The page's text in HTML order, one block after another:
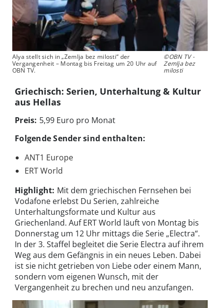
Alya stellt sich in „Zemlja bez milosti“ der
Vergangenheit – Montag bis Freitag um 20 Uhr auf
OBN TV.
©OBN TV -
Zemlja bez
milosti
Griechisch: Serien, Unterhaltung & Kultur
aus Hellas
Preis: 5,99 Euro pro Monat
Folgende Sender sind enthalten:
ANT1 Europe
ERT World
Highlight: Mit dem griechischen Fernsehen bei
Vodafone erlebst Du Serien, zahlreiche
Unterhaltungsformate und Kultur aus
Griechenland. Auf ERT World läuft von Montag bis
Donnerstag um 12 Uhr mittags die Serie „Electra“.
In der 3. Staffel begleitet die Serie Electra auf ihrem
Weg aus dem Gefängnis in ein neues Leben. Dabei
ist sie nicht getrieben von Liebe oder einem Mann,
sondern vom eigenen Wunsch, mit der
Vergangenheit zu brechen und neu anzufangen.